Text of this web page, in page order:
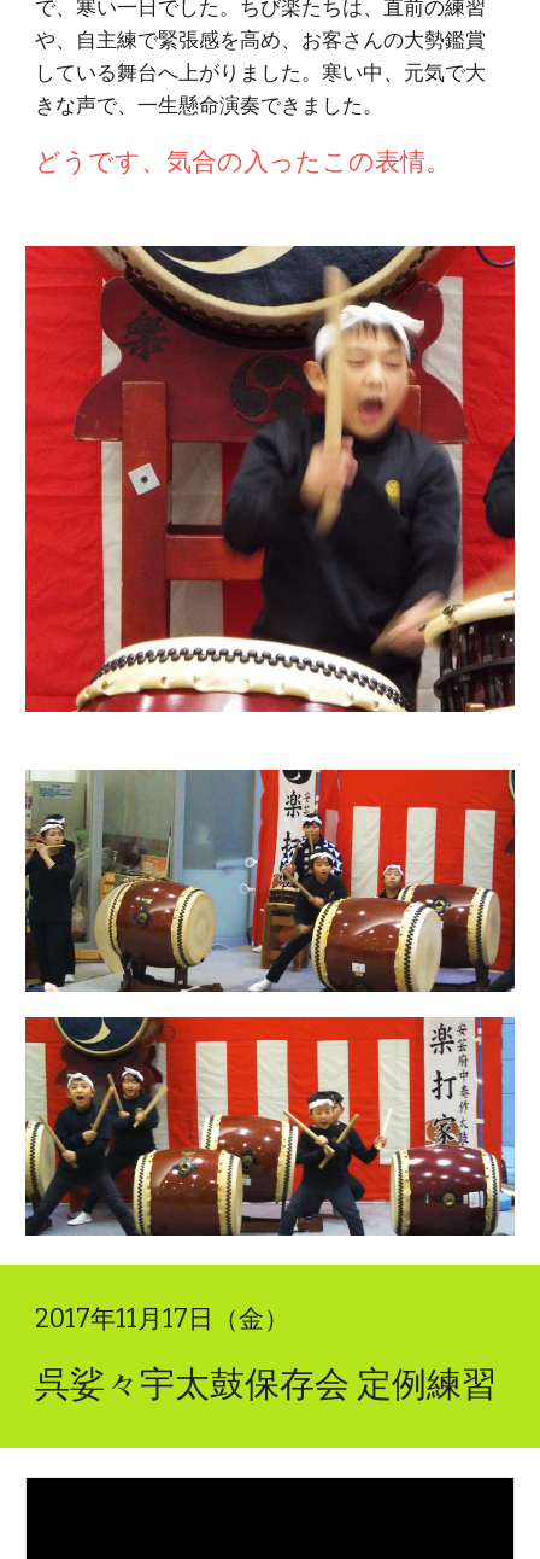
で、寒い一日でした。ちび楽たちは、直前の練習
や、自主練で緊張感を高め、お客さんの大勢鑑賞
している舞台へ上がりました。寒い中、元気で大
きな声で、一生懸命演奏できました。
どうです、気合の入ったこの表情。
2017年11月17日（金）
呉娑々宇太鼓保存会 定例練習